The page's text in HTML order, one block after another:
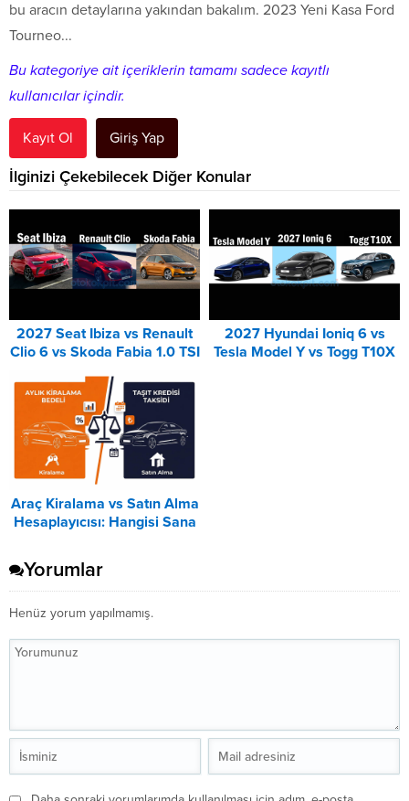
bu aracın detaylarına yakından bakalım. 2023 Yeni Kasa Ford
Tourneo...
Bu kategoriye ait içeriklerin tamamı sadece kayıtlı
kullanıcılar içindir.
Kayıt Ol Giriş Yap
İlginizi Çekebilecek Diğer Konular
2027 Seat Ibiza vs Renault
Clio 6 vs Skoda Fabia 1.0 TSI
2027 Hyundai Ioniq 6 vs
Tesla Model Y vs Togg T10X
Araç Kiralama vs Satın Alma
Hesaplayıcısı: Hangisi Sana
Yorumlar
Henüz yorum yapılmamış.